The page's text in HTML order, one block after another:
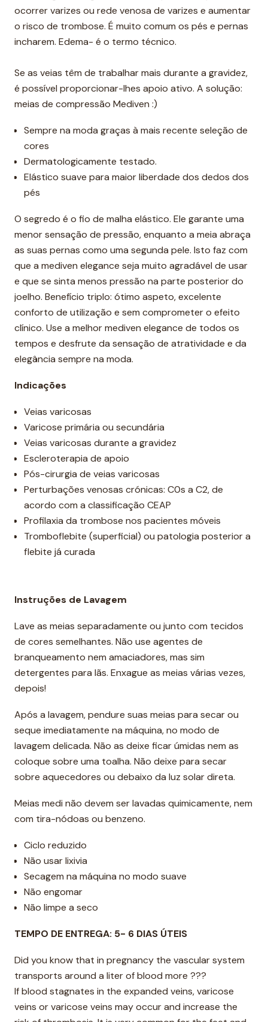
ocorrer varizes ou rede venosa de varizes e aumentar
o risco de trombose. É muito comum os pés e pernas
incharem. Edema- é o termo técnico.
Se as veias têm de trabalhar mais durante a gravidez,
é possível proporcionar-lhes apoio ativo. A solução:
meias de compressão Mediven :)
Sempre na moda graças à mais recente seleção de
cores
Dermatologicamente testado.
Elástico suave para maior liberdade dos dedos dos
pés
O segredo é o fio de malha elástico. Ele garante uma
menor sensação de pressão, enquanto a meia abraça
as suas pernas como uma segunda pele. Isto faz com
que a mediven elegance seja muito agradável de usar
e que se sinta menos pressão na parte posterior do
joelho. Benefício triplo: ótimo aspeto, excelente
conforto de utilização e sem comprometer o efeito
clínico. Use a melhor mediven elegance de todos os
tempos e desfrute da sensação de atratividade e da
elegância sempre na moda.
Indicações
Veias varicosas
Varicose primária ou secundária
Veias varicosas durante a gravidez
Escleroterapia de apoio
Pós-cirurgia de veias varicosas
Perturbações venosas crónicas: C0s a C2, de
acordo com a classificação CEAP
Profilaxia da trombose nos pacientes móveis
Tromboflebite (superficial) ou patologia posterior a
flebite já curada
Instruções de Lavagem
Lave as meias separadamente ou junto com tecidos
de cores semelhantes. Não use agentes de
branqueamento nem amaciadores, mas sim
detergentes para lãs. Enxague as meias várias vezes,
depois!
Após a lavagem, pendure suas meias para secar ou
seque imediatamente na máquina, no modo de
lavagem delicada. Não as deixe ficar úmidas nem as
coloque sobre uma toalha. Não deixe para secar
sobre aquecedores ou debaixo da luz solar direta.
Meias medi não devem ser lavadas quimicamente, nem
com tira-nódoas ou benzeno.
Ciclo reduzido
Não usar lixivia
Secagem na máquina no modo suave
Não engomar
Não limpe a seco
TEMPO DE ENTREGA: 5- 6 DIAS ÚTEIS
Did you know that in pregnancy the vascular system
transports around a liter of blood more ???
If blood stagnates in the expanded veins, varicose
veins or varicose veins may occur and increase the